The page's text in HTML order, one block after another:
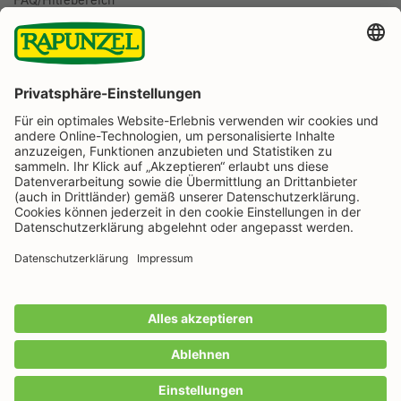
IN DEN WARENKORB
BESTELLUNG WIDERRUFEN
Rapunzel Naturkost auf Facebook
Rapunzel Naturkost auf Instagram
Rapunzel Naturkost auf YouTube
Rapunzel Naturkost auf Pinterest
Rapunzel Naturkost auf LinkedIn
Informationen
Zahlungsarten
Wir machen Bio aus Liebe seit 1974.
Versandkostenund ggf. Nachnahmegebühren, wenn
nicht anders angegeben.